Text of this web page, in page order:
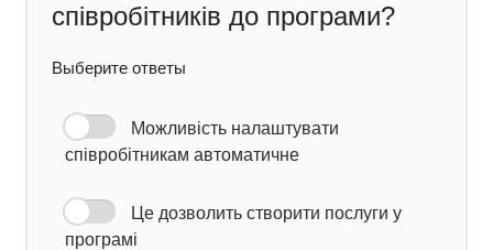
співробітників до програми?
Выберите ответы
Можливість налаштувати
співробітникам автоматичне
Це дозволить створити послуги у
програмі